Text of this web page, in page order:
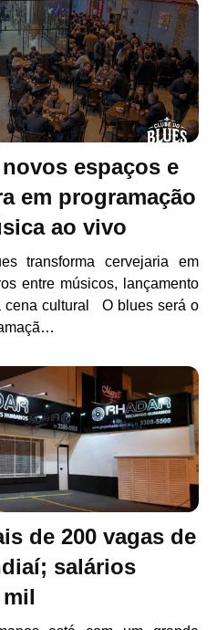
espaços e
em programação
ao vivo
transforma cervejaria em
entre músicos, lançamento
cena cultural O blues será o
de 200 vagas de
salários
mil